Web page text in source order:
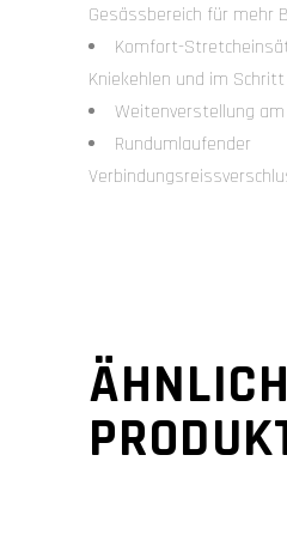
Gesässbereich für mehr
Komfort-
Kniekehlen und im Schritt
Weitenverstellung
Rundumlaufender